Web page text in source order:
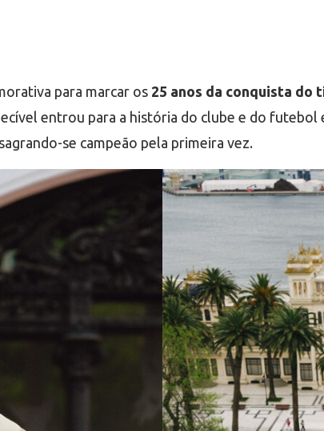
para marcar os 25 anos da conquista do
entrou para a história do clube e do
se campeão pela primeira vez.